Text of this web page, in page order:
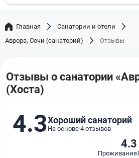
Главная
Санатории и отели
Аврора, Сочи (санаторий)
Отзывы
Отзывы о санатории
(Хоста)
4.3Хороший санаторий
На основе 4 отзывов
4.3
Проживание